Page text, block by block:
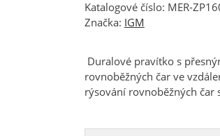
Katalogové číslo: MER-
Značka: IGM
Duralové pravítko s
rovnoběžných čar ve
rýsování rovnoběžných čar